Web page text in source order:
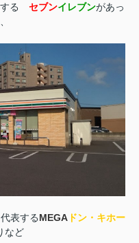
する セブンイレブンがあっ
表するMEGA ドン・キホー
など